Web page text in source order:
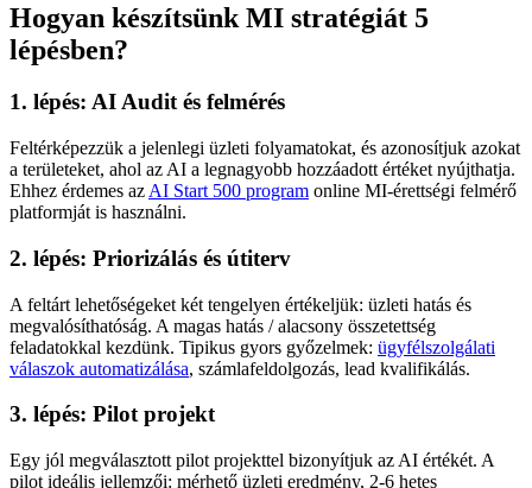
Hogyan készítsünk MI stratégiát 5
lépésben?
1. lépés: AI Audit és felmérés
Feltérképezzük a jelenlegi üzleti folyamatokat, és azonosítjuk azokat
a területeket, ahol az AI a legnagyobb hozzáadott értéket nyújthatja.
Ehhez érdemes az AI Start 500 program online MI-érettségi felmérő
platformját is használni.
2. lépés: Priorizálás és útiterv
A feltárt lehetőségeket két tengelyen értékeljük: üzleti hatás és
megvalósíthatóság. A magas hatás / alacsony összetettség
feladatokkal kezdünk. Tipikus gyors győzelmek: ügyfélszolgálati
válaszok automatizálása, számlafeldolgozás, lead kvalifikálás.
3. lépés: Pilot projekt
Egy jól megválasztott pilot projekttel bizonyítjuk az AI értékét. A
pilot ideális jellemzői: mérhető üzleti eredmény, 2-6 hetes